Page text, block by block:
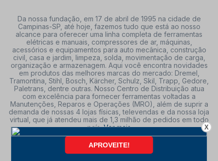
Da nossa fundação, em 17 de abril de 1995 na cidade de
Campinas-SP, até hoje, fazemos tudo que está ao nosso
alcance para oferecer uma linha completa de ferramentas
elétricas e manuais, compressores de ar, máquinas,
acessórios e equipamentos para auto mecânica, construção
civil, casa e jardim, limpeza, solda, movimentação de carga,
organização e armazenagem. Aqui você encontra novidades
em produtos das melhores marcas do mercado: Dremel,
Tramontina, Stihl, Bosch, Kärcher, Schulz, Skil, Trapp, Gedore,
Paletrans, dentre outras. Nosso Centro de Distribuição atua
com excelência para fornecer ferramentas voltadas a
Manutenções, Reparos e Operações (MRO), além de suprir a
demanda de nossas 4 lojas físicas, televendas e da nossa loja
virtual, que já atendeu mais de 1,3 milhão de pedidos em todo
país.Ver mais
SIGA NOSSAS REDES
X